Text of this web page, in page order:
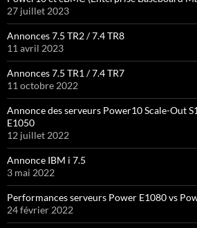
27 juillet 2023
Annonces 7.5 TR2 / 7.4 TR8
11 avril 2023
Annonces 7.5 TR1 / 7.4 TR7
11 octobre 2022
Annonce des serveurs Power10 Scale-Out
E1050
12 juillet 2022
Annonce IBM i 7.5
3 mai 2022
Performances serveurs Power E1080 vs
24 février 2022